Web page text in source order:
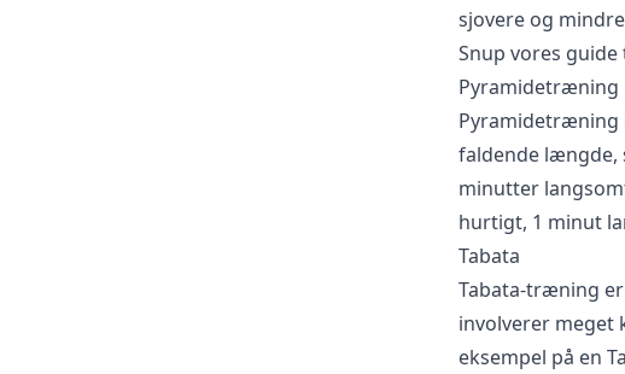
sjovere og
Snup vores
Pyramidetræning
Pyramidetræning
faldende længde,
minutter
hurtigt, 1 minut
Tabata
Tabata-træning
involverer meget
eksempel på en